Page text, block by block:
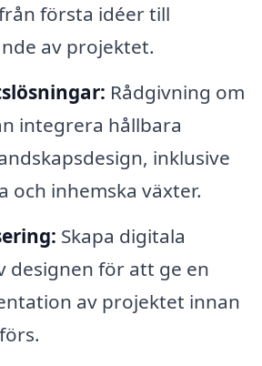
första idéer till
av projektet.
Rådgivning om
integrera hållbara
inklusive
och inhemska växter.
Skapa digitala
designen för att ge en
av projektet innan